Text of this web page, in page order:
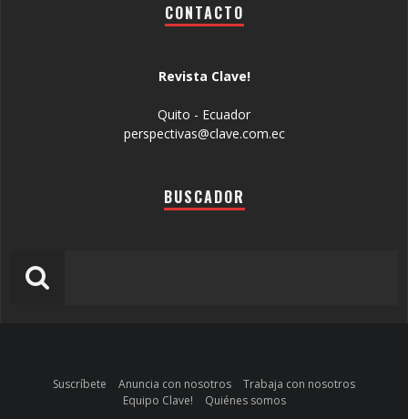
CONTACTO
Revista Clave!
Quito - Ecuador
perspectivas@clave.com.ec
BUSCADOR
Suscríbete Anuncia con nosotros
Trabaja con nosotros
Equipo Clave!
Quiénes somos